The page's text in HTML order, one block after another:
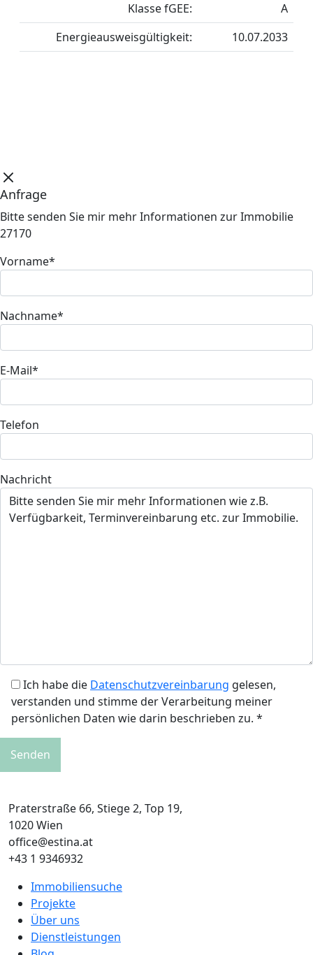
Klasse fGEE:
A
Energieausweisgültigkeit:
10.07.2033
Anfrage
Bitte senden Sie mir mehr Informationen zur Immobilie
27170
Vorname*
Nachname*
E-Mail*
Telefon
Nachricht
Ich habe die Datenschutzvereinbarung gelesen,
verstanden und stimme der Verarbeitung meiner
persönlichen Daten wie darin beschrieben zu. *
Praterstraße 66, Stiege 2, Top 19,
1020 Wien
office@estina.at
+43 1 9346932
Immobiliensuche
Projekte
Über uns
Dienstleistungen